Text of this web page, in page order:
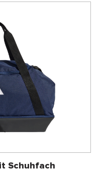
Schuhfach